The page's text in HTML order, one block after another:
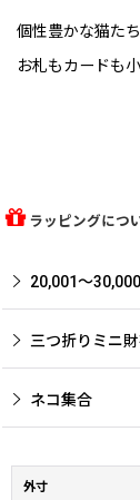
個性豊かな猫た
お札もカードも
ラッピングにつ
20,001〜
三つ折りミニ
ネコ集合
外寸